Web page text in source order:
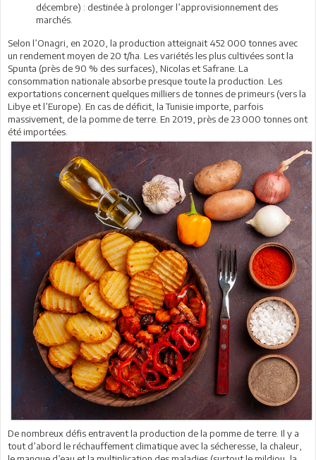
décembre) : destinée à prolonger l’approvisionnement des
marchés.
Selon l’Onagri, en 2020, la production atteignait 452 000 tonnes avec
un rendement moyen de 20 t/ha. Les variétés les plus cultivées sont la
Spunta (près de 90 % des surfaces), Nicolas et Safrane. La
consommation nationale absorbe presque toute la production. Les
exportations concernent quelques milliers de tonnes de primeurs (vers la
Libye et l’Europe). En cas de déficit, la Tunisie importe, parfois
massivement, de la pomme de terre. En 2019, près de 23 000 tonnes ont
été importées.
De nombreux défis entravent la production de la pomme de terre. Il y a
tout d’abord le réchauffement climatique avec la sécheresse, la chaleur,